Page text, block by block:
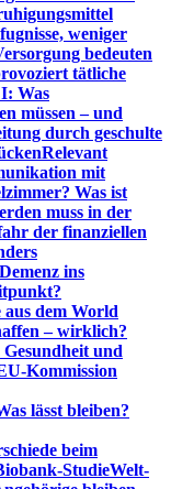
weniger
bedeuten
tätliche
Was
müssen – und
durch geschulte
Relevant
mit
Was ist
muss in der
der finanziellen
ins
aus dem World
– wirklich?
und
Kommission
lässt bleiben?
beim
StudieWelt-